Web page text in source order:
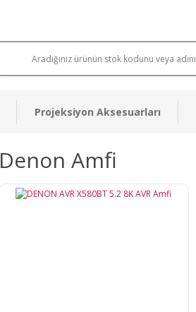
Projeksiyon Aksesuarları
Denon Amfi